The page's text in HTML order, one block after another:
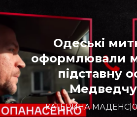
Одеські
оформлювали
підставну
КАТЕРИНА МАДЕНС|